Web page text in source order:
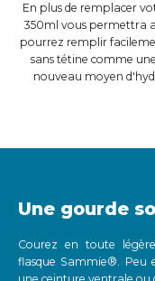
En plus de remplacer
350ml vous permettra
pourrez remplir
sans tétine comme
nouveau moyen
Une gourde
Courez en toute
flasque Sammie®. Peu